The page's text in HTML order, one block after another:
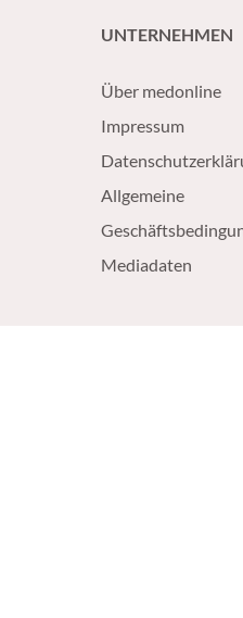
UNTERNEHMEN
Über medonline
Impressum
Allgemeine
Mediadaten